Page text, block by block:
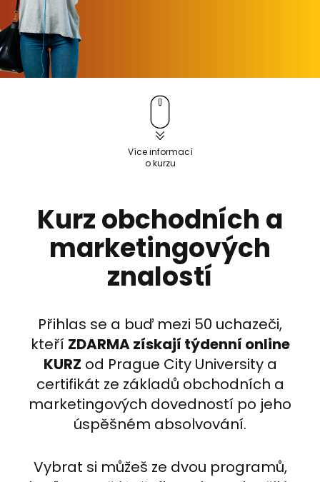
Více informací
o kurzu
Kurz obchodních a
marketingových
znalostí
Přihlas se a buď mezi 50 uchazeči,
kteří ZDARMA získají týdenní online
KURZ od Prague City University a
certifikát ze základů obchodních a
marketingových dovedností po jeho
úspěšném absolvování.
Vybrat si můžeš ze dvou programů,